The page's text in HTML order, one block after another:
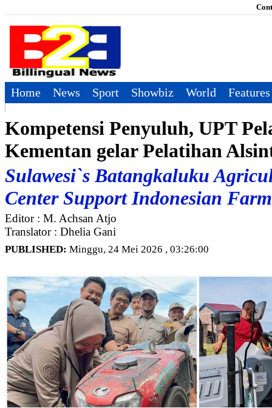
Home News Sport Showbiz World Features
Kompetensi Penyuluh, UPT
Kementan gelar Pelatihan
Sulawesi`s Batangkaluku
Center Support Indonesian
Editor : M. Achsan Atjo
Translator : Dhelia Gani
PUBLISHED: Minggu, 24 Mei 2026 , 03:26:00